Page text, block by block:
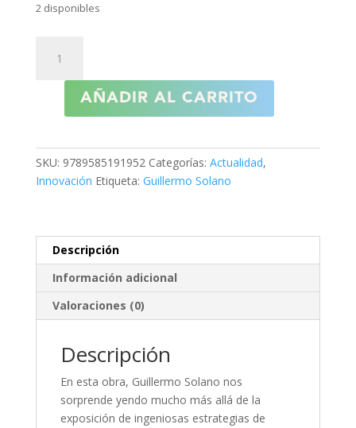
2 disponibles
LIVING
cantidad
AÑADIR AL CARRITO
SKU: 9789585191952 Categorías: Actualidad,
Innovación Etiqueta: Guillermo Solano
Descripción
Información adicional
Valoraciones (0)
Descripción
En esta obra, Guillermo Solano nos
sorprende yendo mucho más allá de la
exposición de ingeniosas estrategias de